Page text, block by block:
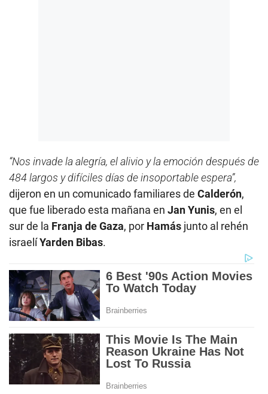
“Nos invade la alegría, el alivio y la emoción después de
484 largos y difíciles días de insoportable espera”,
dijeron en un comunicado familiares de Calderón,
que fue liberado esta mañana en Jan Yunis, en el
sur de la Franja de Gaza, por Hamás junto al rehén
israelíYarden Bibas.